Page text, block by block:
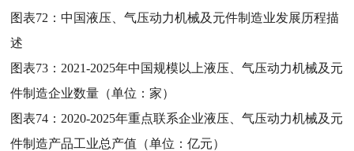
图表72：中国液压、气压动力机械及元件制造业发展历程描
述
图表73： 2021-2025年中国规模以上液压、气压动力机械及元
件制造企业数量（单位：家）
图表74： 2020-2025年重点联系企业液压、气压动力机械及元
件制造产品工业总产值（单位：亿元）